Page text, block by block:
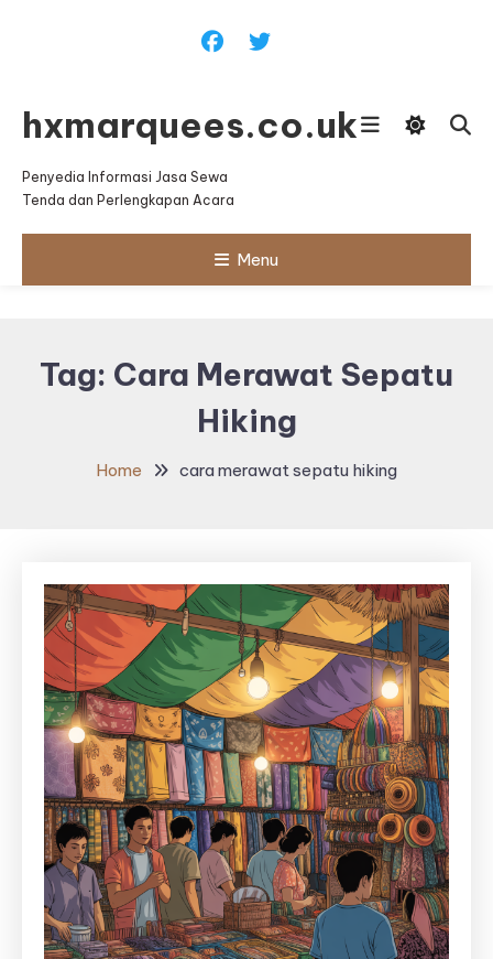
hxmarquees.co.uk
Penyedia Informasi Jasa Sewa
Tenda dan Perlengkapan Acara
Menu
Tag: Cara Merawat Sepatu
Hiking
Home cara merawat sepatu hiking